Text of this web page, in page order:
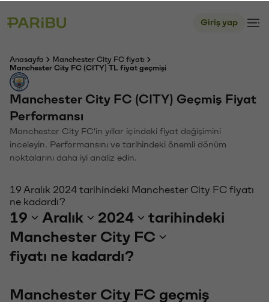
Giriş yap
Anasayfa
Manchester City FC fiyatı
Manchester City FC (CITY) TL fiyat geçmişi
Manchester City FC (CITY) Geçmiş Fiyat
Performansı
Manchester City FC'in yıllar içindeki fiyat değişimini
inceleyin. Performansını ve tarihindeki önemli dönüm
noktalarını daha iyi analiz edin.
19 Aralık 2024 tarihindeki Manchester City FC fiyatı
ne kadardı?
19 Aralık 2024
tarihindeki
Manchester City FC
fiyatı ne kadardı?
Manchester City FC geçmiş